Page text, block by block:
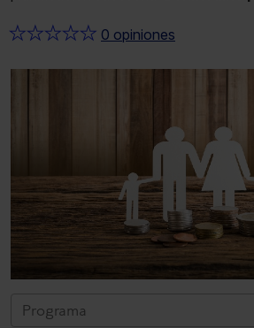
★★★★★ 0 opiniones